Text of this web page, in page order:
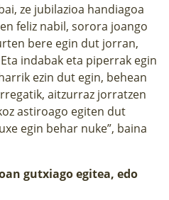
ze jubilazioa handiagoa
feliz nabil, sorora joango
bere egin dut jorran,
indabak eta piperrak egin
ezin dut egin, behean
aitzurraz jorratzen
astiroago egiten dut
egin behar nuke”, baina
gutxiago egitea, edo